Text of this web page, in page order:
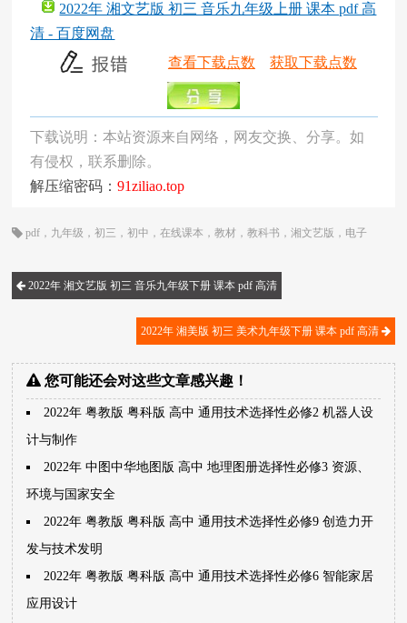
2022年 湘文艺版 初三 音乐九年级上册 课本 pdf 高
清 - 百度网盘
查看下载点数
获取下载点数
下载说明：本站资源来自网络，网友交换、分享。如
有侵权，联系删除。
解压缩密码：91ziliao.top
pdf ， 九年级 ，初三 ，初中 ，在线课本 ，教材 ，教科书 ，湘文艺版 ， 电子
2022年 湘文艺版 初三 音乐九年级下册 课本 pdf 高清
2022年 湘美版 初三 美术九年级下册 课本 pdf 高清
您可能还会对这些文章感兴趣！
2022年 粤教版 粤科版 高中 通用技术选择性必修2 机器人设
计与制作
2022年 中图中华地图版 高中 地理图册选择性必修3 资源、
环境与国家安全
2022年 粤教版 粤科版 高中 通用技术选择性必修9 创造力开
发与技术发明
2022年 粤教版 粤科版 高中 通用技术选择性必修6 智能家居
应用设计